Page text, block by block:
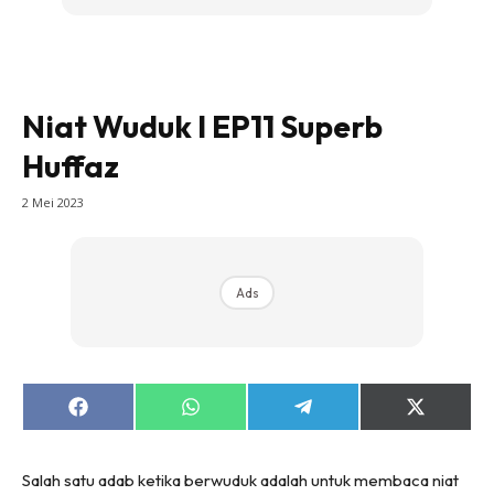
Niat Wuduk l EP11 Superb
Huffaz
2 Mei 2023
Ads
Share
on
Share
on
Share
on
Share
on
Salah satu adab ketika berwuduk adalah untuk membaca niat